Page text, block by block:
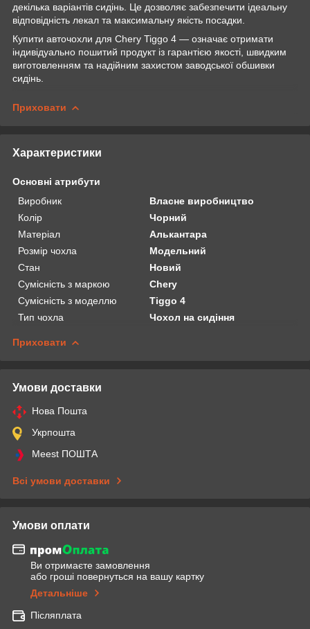
декілька варіантів сидінь. Це дозволяє забезпечити ідеальну
відповідність лекал та максимальну якість посадки.
Купити авточохли для Chery Tiggo 4 — означає отримати
індивідуально пошитий продукт із гарантією якості, швидким
виготовленням та надійним захистом заводської обшивки
сидінь.
Приховати
Характеристики
Основні атрибути
Виробник
Власне виробництво
Колір
Чорний
Матеріал
Алькантара
Розмір чохла
Модельний
Стан
Новий
Сумісність з маркою
Chery
Сумісність з моделлю
Tiggo 4
Тип чохла
Чохол на сидіння
Приховати
Умови доставки
Нова Пошта
Укрпошта
Meest ПОШТА
Всі умови доставки
Умови оплати
Ви отримаєте замовлення
або гроші повернуться на вашу картку
Детальніше
Післяплата